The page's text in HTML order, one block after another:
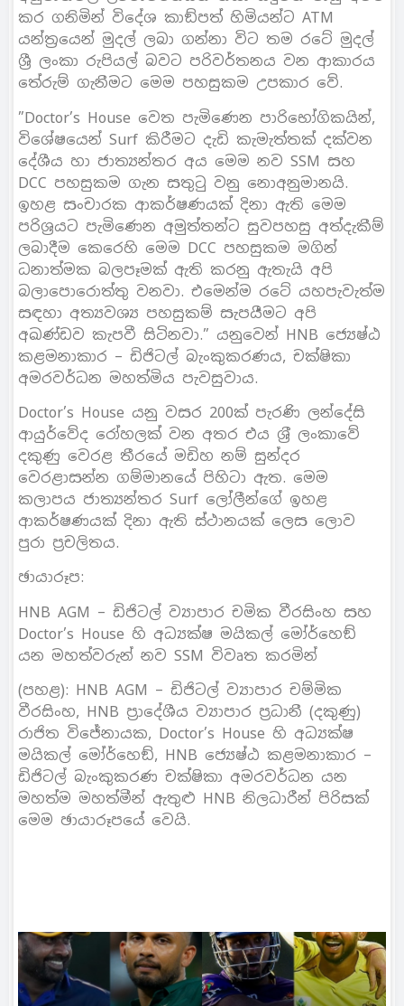
කර ගනිමින් විදේශ කාඞ්පත් හිමියන්ට ATM
යන්ත‍්‍රයෙන් මුදල් ලබා ගන්නා විට තම රටේ මුදල්
ශ්‍රී ලංකා රුපියල් බවට පරිවර්තනය වන ආකාරය
තේරුම් ගැනීමට මෙම පහසුකම උපකාර වේ.
”Doctor’s House වෙත පැමිණෙන පාරිභෝගිකයින්,
විශේෂයෙන් Surf කිරීමට දැඩි කැමැත්තක් දක්වන
දේශීය හා ජාත්‍යන්තර අය මෙම නව SSM සහ
DCC පහසුකම ගැන සතුටු වනු නොඅනුමානයි.
ඉහළ සංචාරක ආකර්ෂණයක් දිනා ඇති මෙම
පරිශ‍්‍රයට පැමිණෙන අමුත්තන්ට සුවපහසු අත්දැකීම්
ලබාදීම කෙරෙහි මෙම DCC පහසුකම මගින්
ධනාත්මක බලපෑමක් ඇති කරනු ඇතැයි අපි
බලාපොරොත්තු වනවා. එමෙන්ම රටේ යහපැවැත්ම
සඳහා අත්‍යවශ්‍ය පහසුකම් සැපයීමට අපි
අඛණ්ඩව කැපවී සිටිනවා.” යනුවෙන් HNB ජ්‍යෙෂ්ඨ
කළමනාකාර – ඩිජිටල් බැංකුකරණය, චක්ෂිකා
අමරවර්ධන මහත්මිය පැවසුවාය.
Doctor’s House යනු වසර 200ක් පැරණි ලන්දේසි
ආයුර්වේද රෝහලක් වන අතර එය ශ‍්‍රී ලංකාවේ
දකුණු වෙරළ තීරයේ මඩිහ නම් සුන්දර
වෙරළාසන්න ගම්මානයේ පිහිටා ඇත. මෙම
කලාපය ජාත්‍යන්තර Surf ලෝලීන්ගේ ඉහළ
ආකර්ෂණයක් දිනා ඇති ස්ථානයක් ලෙස ලොව
පුරා ප‍්‍රචලිතය.
ඡායාරූප:
HNB AGM – ඩිජිටල් ව්‍යාපාර චමික වීරසිංහ සහ
Doctor’s House හි අධ්‍යක්ෂ මයිකල් මෝර්හෙඞ්
යන මහත්වරුන් නව SSM විවෘත කරමින්
(පහළ): HNB AGM – ඩිජිටල් ව්‍යාපාර චම්මික
වීරසිංහ, HNB ප‍්‍රාදේශීය ව්‍යාපාර ප‍්‍රධානී (දකුණු)
රාජිත විජේනායක, Doctor’s House හි අධ්‍යක්ෂ
මයිකල් මෝර්හෙඞ්, HNB ජ්‍යෙෂ්ඨ කළමනාකාර –
ඩිජිටල් බැංකුකරණ චක්ෂිකා අමරවර්ධන යන
මහත්ම මහත්මීන් ඇතුළු HNB නිලධාරීන් පිරිසක්
මෙම ඡායාරූපයේ වෙයි.